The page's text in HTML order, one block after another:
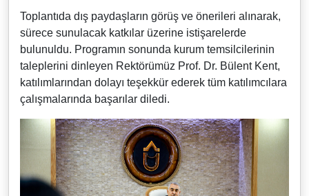
Toplantıda dış paydaşların görüş ve önerileri alınarak,
sürece sunulacak katkılar üzerine istişarelerde
bulunuldu. Programın sonunda kurum temsilcilerinin
taleplerini dinleyen Rektörümüz Prof. Dr. Bülent Kent,
katılımlarından dolayı teşekkür ederek tüm katılımcılara
çalışmalarında başarılar diledi.